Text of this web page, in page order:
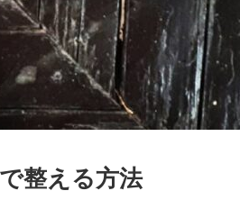
整える方法